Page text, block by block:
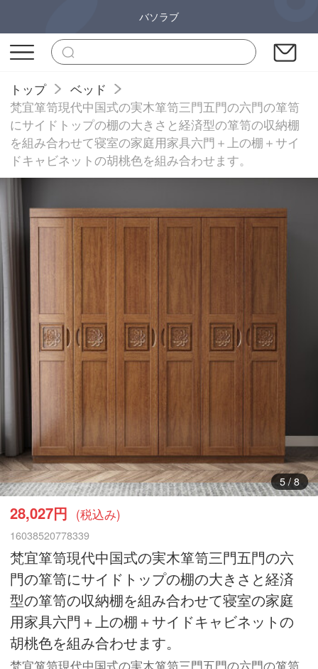
バソラブ
トップ
ベッド
梵宜箪笥現代中国式の実木箪笥三門五門の六門の箪笥
にサイドトップの棚の大きさと経済型の箪笥の収納棚
を組み合わせて寝室の家庭用家具六門＋上の棚＋サイ
ドキャビネットの胡桃色を組み合わせます。
5/8
28,027円 (税込み)
16038520778339
梵宜箪笥現代中国式の実木箪笥三門五門の六
門の箪笥にサイドトップの棚の大きさと経済
型の箪笥の収納棚を組み合わせて寝室の家庭
用家具六門＋上の棚＋サイドキャビネットの
胡桃色を組み合わせます。